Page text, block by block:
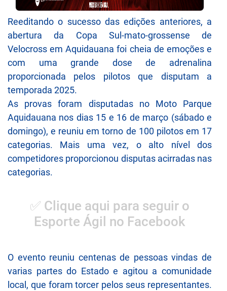
Reeditando o sucesso das edições anteriores, a
abertura da Copa Sul-mato-grossense de
Velocross em Aquidauana foi cheia de emoções e
com uma grande dose de adrenalina
proporcionada pelos pilotos que disputam a
temporada 2025.
As provas foram disputadas no Moto Parque
Aquidauana nos dias 15 e 16 de março (sábado e
domingo), e reuniu em torno de 100 pilotos em 17
categorias. Mais uma vez, o alto nível dos
competidores proporcionou disputas acirradas nas
categorias.
✅ Clique aqui para seguir o
Esporte Ágil no Facebook
O evento reuniu centenas de pessoas vindas de
varias partes do Estado e agitou a comunidade
local, que foram torcer pelos seus representantes.